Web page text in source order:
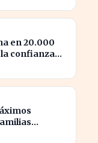
en 20.000
confianza